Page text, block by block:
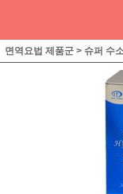
면역요법 제품군 > 슈퍼 수